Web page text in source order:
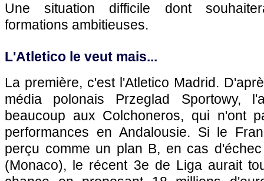
Une situation difficile dont
formations ambitieuses.
L'Atletico le veut mais...
La première, c'est l'Atletico Madrid.
média polonais Przeglad Sportowy,
beaucoup aux Colchoneros, qui n'ont
performances en Andalousie. Si le
perçu comme un plan B, en cas
(Monaco), le récent 3e de Liga aurait